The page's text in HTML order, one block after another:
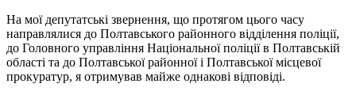
На мої депутатські звернення, що протягом цього часу
направлялися до Полтавського районного відділення поліції,
до Головного управління Національної поліції в Полтавській
області та до Полтавської районної і Полтавської місцевої
прокуратур, я отримував майже однакові відповіді.